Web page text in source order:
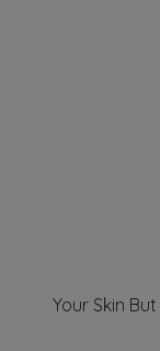
Your Skin